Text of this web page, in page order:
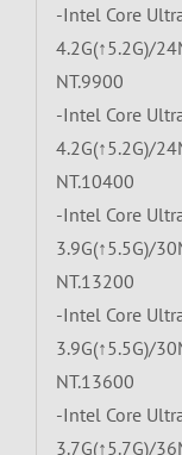
-Intel Core
4.2G(↑5.2G)/
NT.9900
-Intel Core
4.2G(↑5.2G)/
NT.10400
-Intel Core
3.9G(↑5.5G)/
NT.13200
-Intel Core
3.9G(↑5.5G)/
NT.13600
-Intel Core
3.7G(↑5.7G)/